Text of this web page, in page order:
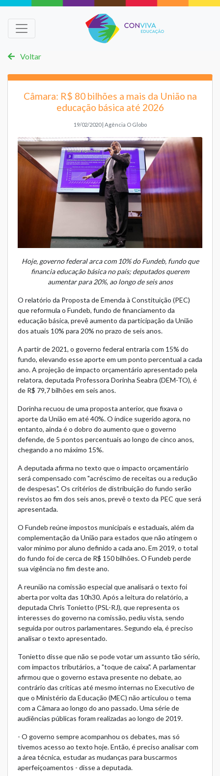
Voltar
Câmara: R$ 80 bilhões a mais da União na
educação básica até 2026
19/02/2020 | Agência O Globo
Hoje, governo federal arca com 10% do Fundeb, fundo que
financia educação básica no país; deputados querem
aumentar para 20%, ao longo de seis anos
O relatório da Proposta de Emenda à Constituição (PEC)
que reformula o Fundeb, fundo de financiamento da
educação básica, prevê aumento da participação da União
dos atuais 10% para 20% no prazo de seis anos.
A partir de 2021, o governo federal entraria com 15% do
fundo, elevando esse aporte em um ponto percentual a cada
ano. A projeção de impacto orçamentário apresentado pela
relatora, deputada Professora Dorinha Seabra (DEM-TO), é
de R$ 79,7 bilhões em seis anos.
Dorinha recuou de uma proposta anterior, que fixava o
aporte da União em até 40%. O índice sugerido agora, no
entanto, ainda é o dobro do aumento que o governo
defende, de 5 pontos percentuais ao longo de cinco anos,
chegando a no máximo 15%.
A deputada afirma no texto que o impacto orçamentário
será compensado com "acréscimo de receitas ou a redução
de despesas". Os critérios de distribuição do fundo serão
revistos ao fim dos seis anos, prevê o texto da PEC que será
apresentada.
O Fundeb reúne impostos municipais e estaduais, além da
complementação da União para estados que não atingem o
valor mínimo por aluno definido a cada ano. Em 2019, o total
do fundo foi de cerca de R$ 150 bilhões. O Fundeb perde
sua vigência no fim deste ano.
A reunião na comissão especial que analisará o texto foi
aberta por volta das 10h30. Após a leitura do relatório, a
deputada Chris Tonietto (PSL-RJ), que representa os
interesses do governo na comissão, pediu vista, sendo
seguida por outros parlamentares. Segundo ela, é preciso
analisar o texto apresentado.
Tonietto disse que não se pode votar um assunto tão sério,
com impactos tributários, a "toque de caixa". A parlamentar
afirmou que o governo estava presente no debate, ao
contrário das críticas até mesmo internas no Executivo de
que o Ministério da Educação (MEC) não articulou o tema
com a Câmara ao longo do ano passado. Uma série de
audiências públicas foram realizadas ao longo de 2019.
- O governo sempre acompanhou os debates, mas só
tivemos acesso ao texto hoje. Então, é preciso analisar com
a área técnica, estudar as mudanças para buscarmos
aperfeiçoamentos - disse a deputada.